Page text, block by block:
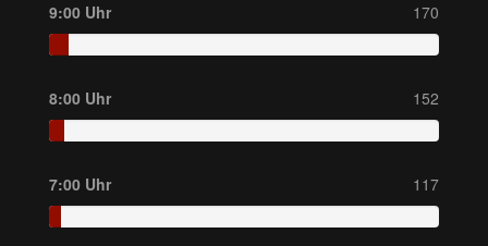
9:00 Uhr 170
8:00 Uhr 152
7:00 Uhr 117